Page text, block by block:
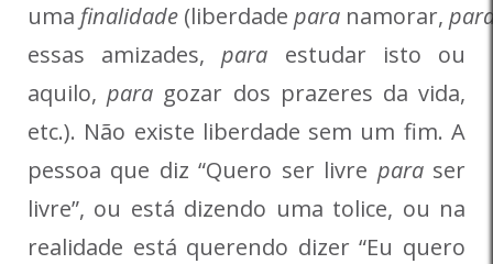
uma finalidade (liberdade para namorar,
essas amizades,para estudar isto ou
aquilo,para gozar dos prazeres da vida,
etc.). Não existe liberdade sem um fim. A
pessoa que diz “Quero ser livre paraser
livre”, ou está dizendo uma tolice, ou na
realidade está querendo dizer “Eu quero